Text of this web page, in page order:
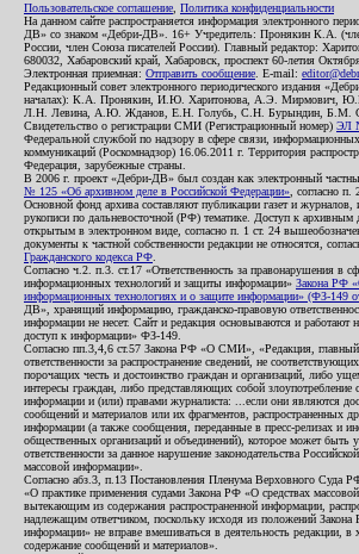
Пользовательское соглашение Политика конфиденциальности
На данном сайте распространяется информация электронного
ДВ» со знаком «Дебри-ДВ». 16+ Учредитель: Пронякин К.А.
России, член Союза писателей России). Главный редактор:
680032, Хабаровский край, Хабаровск, проспект 60-летия
Электронная приемная: Отправить сообщение . E-mail:
Редакционный совет электронного периодического издания
началах): К.А. Пронякин, И.Ю. Харитонова, А.Э. Мирмович,
Л.Н. Левина, А.Ю. Жданов, Е.Н. Голубь, С.Н. Бурындин, Б.М.
Свидетельство о регистрации СМИ (Регистрационный номер) ЭЛ
Федеральной службой по надзору в сфере связи,
коммуникаций (Роскомнадзор) 16.06.2011 г. Территория
Федерация, зарубежные страны.
В 2006 г. проект «Дебри-ДВ» был создан как электронный
№ 125 «Об архивном деле в Российской Федерации» , согласно
Основной фонд архива составляют публикации газет и журналов,
рукописи по дальневосточной (РФ) тематике. Доступ к архивным
открытым в электронном виде, согласно п. 1 ст. 24
документы к частной собственности редакции не относятся,
Гражданского кодекса РФ
Согласно ч.2. п.3. ст.17 «Ответственность за правонарушения в
информационных технологий и защиты информации» Закона РФ
информационных технологиях и о защите информации» (ФЗ-149
ДВ», хранящий информацию, гражданско-правовую
информации не несет. Сайт и редакция основываются и работают
доступ к информации» ФЗ-149.
Согласно пп.3,4,6 ст.57 Закона РФ «О СМИ», «Редакция, главный
ответственности за распространение сведений, не
порочащих честь и достоинство граждан и организаций, либо
интересы граждан, либо представляющих собой злоупотребление
информации и (или) правами журналиста: ...если они являются
сообщений и материалов или их фрагментов, распространенных
информации (а также сообщения, переданные в пресс-релизах и
общественных организаций и объединений), которое может быть
ответственности за данное нарушение законодательства
массовой информации».
Согласно абз.3, п.13 Постановления Пленума Верховного Суда
«О практике применения судами Закона РФ «О средствах
вытекающим из содержания распространенной информации,
надлежащим ответчиком, поскольку исходя из положений Закона
информации» не вправе вмешиваться в деятельность редакции, в
содержание сообщений и материалов».